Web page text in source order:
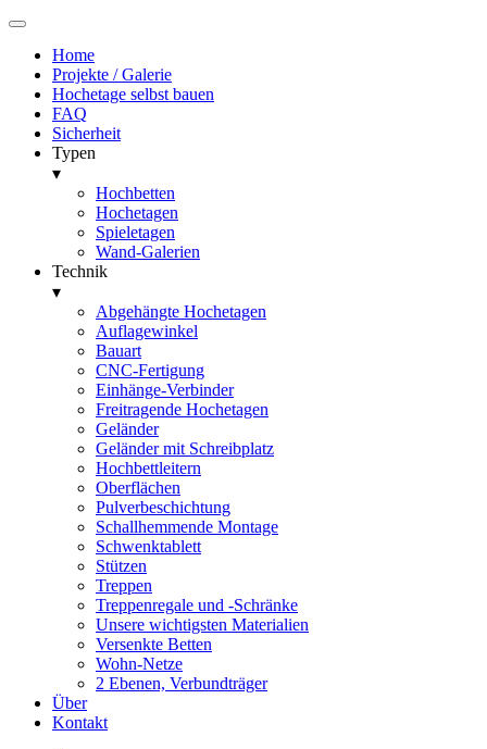
Home
Projekte / Galerie
Hochetage selbst bauen
FAQ
Sicherheit
Typen
▾
Hochbetten
Hochetagen
Spieletagen
Wand-Galerien
Technik
▾
Abgehängte Hochetagen
Auflagewinkel
Bauart
CNC-Fertigung
Einhänge-Verbinder
Freitragende Hochetagen
Geländer
Geländer mit Schreibplatz
Hochbettleitern
Oberflächen
Pulverbeschichtung
Schallhemmende Montage
Schwenktablett
Stützen
Treppen
Treppenregale und -Schränke
Unsere wichtigsten Materialien
Versenkte Betten
Wohn-Netze
2 Ebenen, Verbundträger
Über
Kontakt